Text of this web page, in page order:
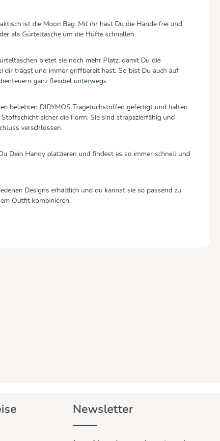
ist die Moon Bag. Mit ihr hast Du die Hände frei und
als Gürteltasche um die Hüfte schnallen.
bietet sie noch mehr Platz, damit Du die
dir trägst und immer griffbereit hast. So bist Du auch auf
ganz flexibel unterwegs.
beliebten DIDYMOS Tragetuchstoffen gefertigt und halten
sicher die Form. Sie sind strapazierfähig und
verschlossen.
Dein Handy platzieren und findest es so immer schnell und
Designs erhältlich und du kannst sie so passend zu
Outfit kombinieren.
Newsletter